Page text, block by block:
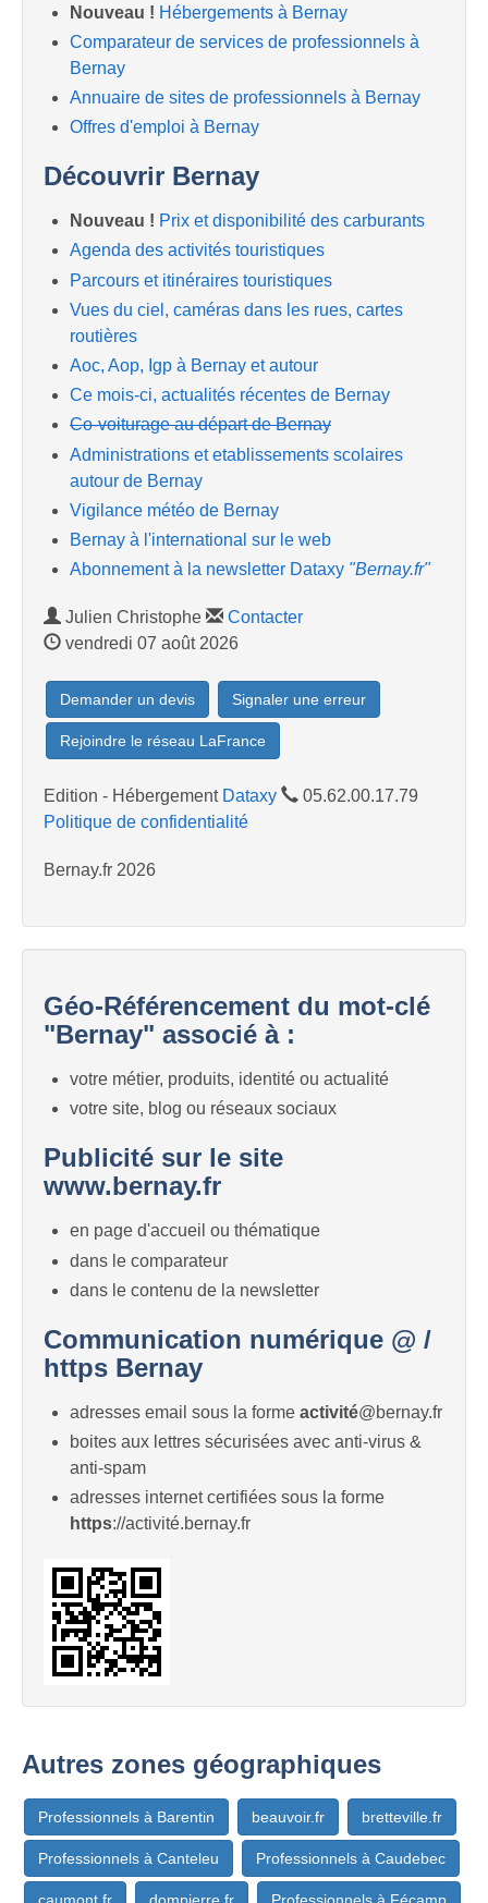
Nouveau ! Hébergements à Bernay
Comparateur de services de professionnels à
Bernay
Annuaire de sites de professionnels à Bernay
Offres d'emploi à Bernay
Découvrir Bernay
Nouveau ! Prix et disponibilité des carburants
Agenda des activités touristiques
Parcours et itinéraires touristiques
Vues du ciel, caméras dans les rues, cartes
routières
Aoc, Aop, Igp à Bernay et autour
Ce mois-ci, actualités récentes de Bernay
Co-voiturage au départ de Bernay
Administrations et etablissements scolaires
autour de Bernay
Vigilance météo de Bernay
Bernay à l'international sur le web
Abonnement à la newsletter Dataxy "Bernay.fr"
Julien Christophe
Contacter
vendredi 07 août 2026
Demander un devis Signaler une erreur
Rejoindre le réseau LaFrance
Edition - Hébergement Dataxy
05.62.00.17.79
Politique de confidentialité
Bernay.fr 2026
Géo-Référencement du mot-clé
"Bernay" associé à :
votre métier, produits, identité ou actualité
votre site, blog ou réseaux sociaux
Publicité sur le site
www.bernay.fr
en page d'accueil ou thématique
dans le comparateur
dans le contenu de la newsletter
Communication numérique @ /
https Bernay
adresses email sous la forme activité@bernay.fr
boites aux lettres sécurisées avec anti-virus &
anti-spam
adresses internet certifiées sous la forme
https://activité.bernay.fr
Autres zones géographiques
Professionnels à Barentin beauvoir.fr bretteville.fr
Professionnels à Canteleu Professionnels à Caudebec